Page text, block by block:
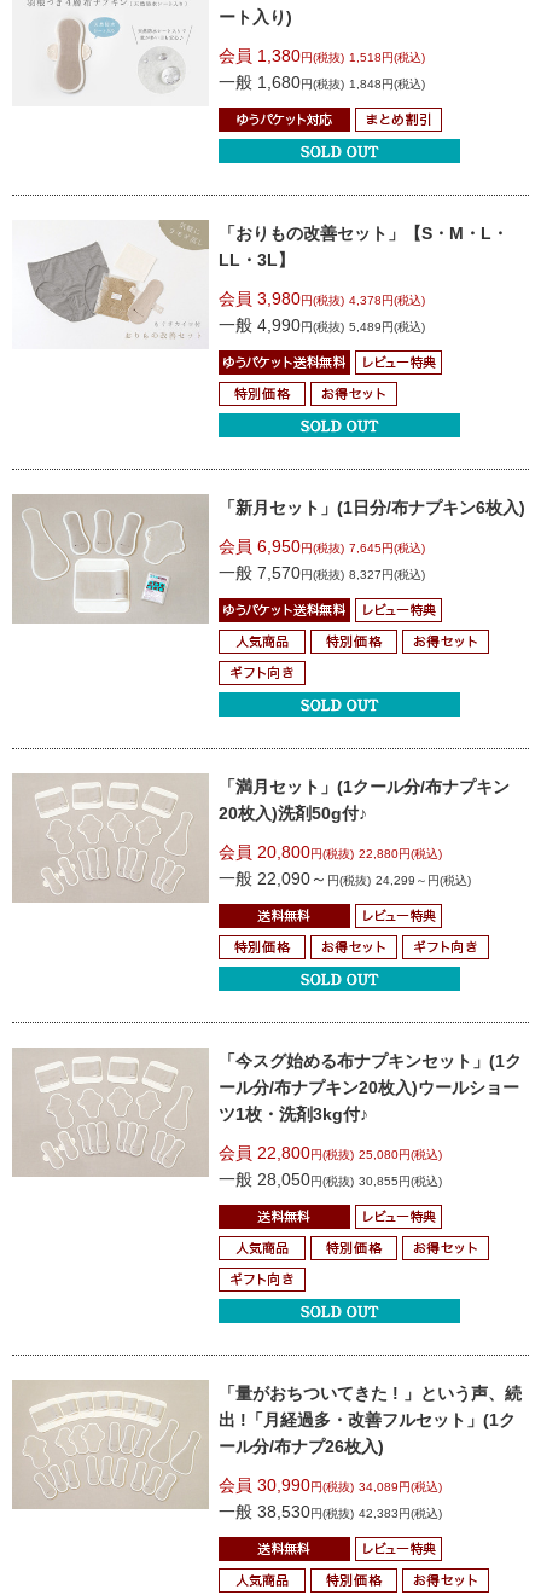
ート入り)
会員 1,380円(税抜) 1,518円(税込)
一般 1,680円(税抜) 1,848円(税込)
「おりもの改善セット」
【S・M・L・
LL・3L】
会員 3,980円(税抜) 4,378円(税込)
一般 4,990円(税抜) 5,489円(税込)
「新月セット」(1日分/布ナプキン6枚入)
会員 6,950円(税抜) 7,645円(税込)
一般 7,570円(税抜) 8,327円(税込)
「満月セット」(1クール分/布ナプキン
20枚入)洗剤50g付♪
会員 20,800円(税抜) 22,880円(税込)
一般 22,090～ 円(税抜) 24,299～円(税込)
「今スグ始める布ナプキンセット」(1ク
ール分/布ナプキン20枚入)ウールショー
ツ1枚・洗剤3kg付♪
会員 22,800円(税抜) 25,080円(税込)
一般 28,050円(税抜) 30,855円(税込)
「量がおちついてきた ! 」という声、続
出 ! 「月経過多・改善フルセット」(1ク
ール分/布ナプ26枚入)
会員 30,990円(税抜) 34,089円(税込)
一般 38,530円(税抜) 42,383円(税込)